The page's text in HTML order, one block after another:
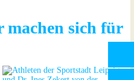
machen sich für